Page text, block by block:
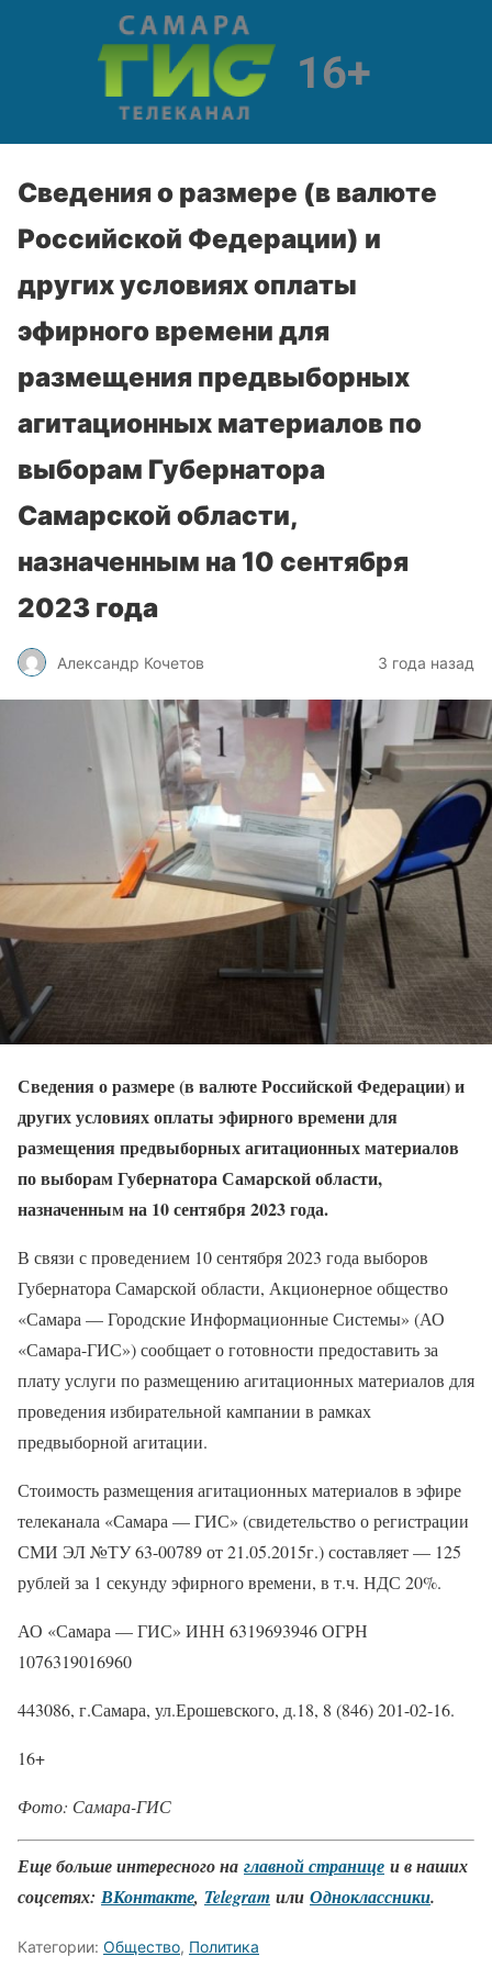
Сведения о размере (в валюте
Российской Федерации) и
других условиях оплаты
эфирного времени для
размещения предвыборных
агитационных материалов по
выборам Губернатора
Самарской области,
назначенным на 10 сентября
2023 года
Александр Кочетов 3 года назад
Сведения о размере (в валюте Российской Федерации) и
других условиях оплаты эфирного времени для
размещения предвыборных агитационных материалов
по выборам Губернатора Самарской области,
назначенным на 10 сентября 2023 года.
В связи с проведением 10 сентября 2023 года выборов
Губернатора Самарской области, Акционерное общество
«Самара — Городские Информационные Системы» (АО
«Самара-ГИС») сообщает о готовности предоставить за
плату услуги по размещению агитационных материалов для
проведения избирательной кампании в рамках
предвыборной агитации.
Стоимость размещения агитационных материалов в эфире
телеканала «Самара — ГИС» (свидетельство о регистрации
СМИ ЭЛ №ТУ 63-00789 от 21.05.2015г.) составляет — 125
рублей за 1 секунду эфирного времени, в т.ч. НДС 20%.
АО «Самара — ГИС» ИНН 6319693946 ОГРН
1076319016960
443086, г.Самара, ул.Ерошевского, д.18, 8 (846) 201-02-16.
16+
Фото: Самара-ГИС
Еще больше интересного на главной странице и в наших
соцсетях: ВКонтакте, Telegram или Одноклассники.
Категории: Общество, Политика